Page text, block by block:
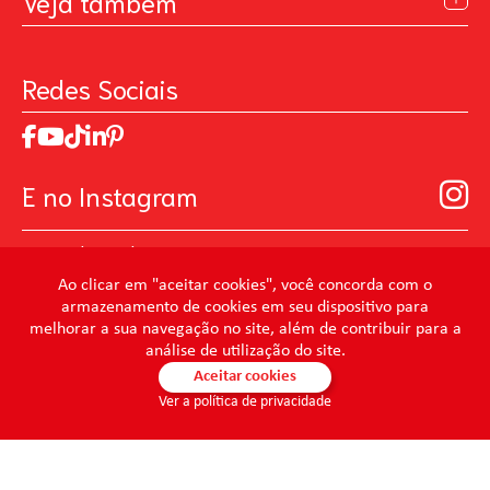
Ao clicar em "aceitar cookies", você concorda com o
armazenamento de cookies em seu dispositivo para
melhorar a sua navegação no site, além de contribuir para a
análise de utilização do site.
Aceitar cookies
Ver a política de privacidade
Contato
Trabalhe Conosco
Relatório de Sustentabilidade 2025
Código de ética
Acionistas
Prevenir Não Dói
MasterChef
Art Of Love
Seja um distribuidor de Limpeza Profissional
Redes Sociais
E no Instagram
@mundocondor
@condorbeleza
@condorlimpeza
@condorhigienebucal
@condorpinturaimobiliaria
@condorpinturaartistica
@condorlimpezaprofissional